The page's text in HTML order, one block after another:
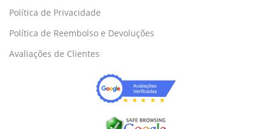
Política de Privacidade
Política de Reembolso e Devoluções
Avaliações de Clientes